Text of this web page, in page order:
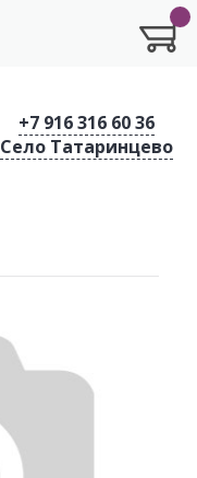
+7 916 316 60 36
Село Татаринцево